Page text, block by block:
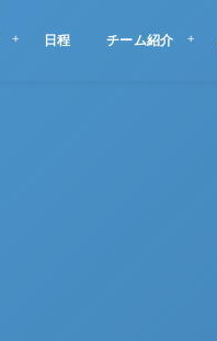
日程 チーム紹介